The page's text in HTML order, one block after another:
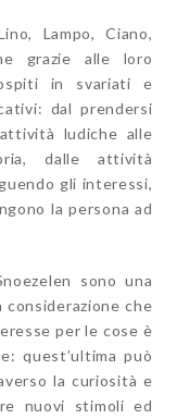
Lampo, Ciano,
grazie alle loro
in svariati e
dal prendersi
ludiche alle
dalle attività
gli interessi,
la persona ad
sono una
che
per le cose è
quest’ultima può
la curiosità e
nuovi stimoli ed